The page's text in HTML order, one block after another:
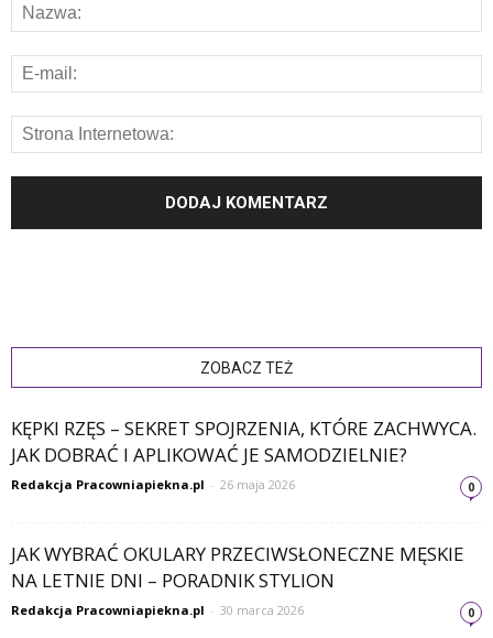
ZOBACZ TEŻ
KĘPKI RZĘS – SEKRET SPOJRZENIA, KTÓRE ZACHWYCA.
JAK DOBRAĆ I APLIKOWAĆ JE SAMODZIELNIE?
Redakcja Pracowniapiekna.pl - 26 maja 2026 0
JAK WYBRAĆ OKULARY PRZECIWSŁONECZNE MĘSKIE
NA LETNIE DNI – PORADNIK STYLION
Redakcja Pracowniapiekna.pl - 30 marca 2026 0